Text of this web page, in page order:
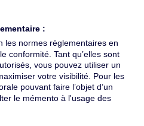
:
les normes règlementaires en
conformité. Tant qu’elles sont
vous pouvez utiliser un
votre visibilité. Pour les
pouvant faire l’objet d’un
le mémento à l'usage des